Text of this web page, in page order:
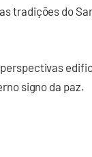
tradições do
perspectivas
signo da paz.